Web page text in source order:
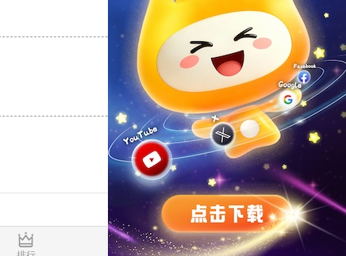
反对 [0]
支持[0] 反对[0]